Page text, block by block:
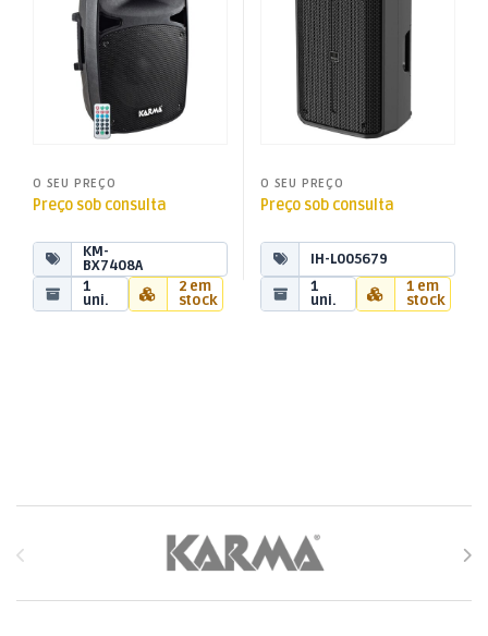
O SEU PREÇO
Preço sob consulta
KM-
BX7408A
1
uni.
2 em
stock
O SEU PREÇO
Preço sob consulta
IH-L005679
1
uni.
1 em
stock
Brands Carousel